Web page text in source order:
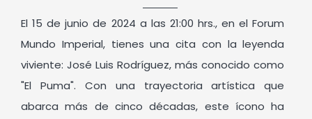
El 15 de junio de 2024 a las 21:00 hrs., en el Forum
Mundo Imperial, tienes una cita con la leyenda
viviente: José Luis Rodríguez, más conocido como
"El Puma". Con una trayectoria artística que
abarca más de cinco décadas, este ícono ha